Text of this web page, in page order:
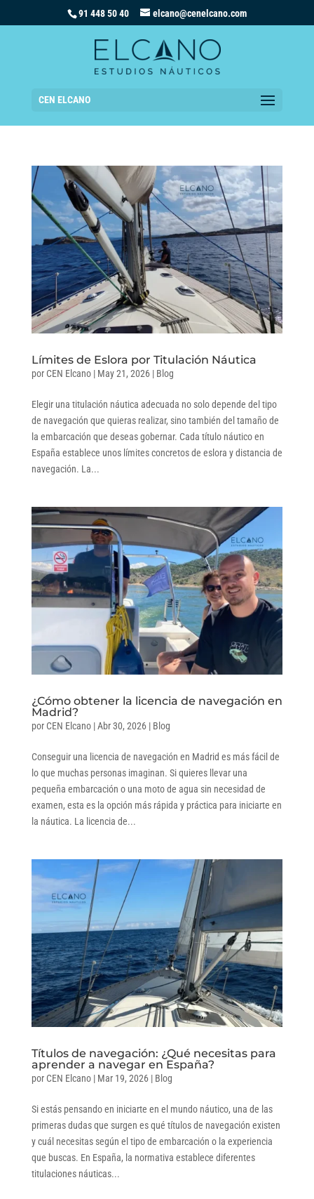
91 448 50 40 elcano@cenelcano.com
CEN ELCANO
Límites de Eslora por Titulación Náutica
por CEN Elcano| May 21, 2026| Blog
Elegir una titulación náutica adecuada no solo depende del tipo
de navegación que quieras realizar, sino también del tamaño de
la embarcación que deseas gobernar. Cada título náutico en
España establece unos límites concretos de eslora y distancia de
navegación. La...
¿Cómo obtener la licencia de navegación en
Madrid?
por CEN Elcano|Abr 30, 2026| Blog
Conseguir una licencia de navegación en Madrid es más fácil de
lo que muchas personas imaginan. Si quieres llevar una
pequeña embarcación o una moto de agua sin necesidad de
examen, esta es la opción más rápida y práctica para iniciarte en
la náutica. La licencia de...
Títulos de navegación: ¿Qué necesitas para
aprender a navegar en España?
por CEN Elcano| Mar 19, 2026| Blog
Si estás pensando en iniciarte en el mundo náutico, una de las
primeras dudas que surgen es qué títulos de navegación existen
y cuál necesitas según el tipo de embarcación o la experiencia
que buscas. En España, la normativa establece diferentes
titulaciones náuticas...